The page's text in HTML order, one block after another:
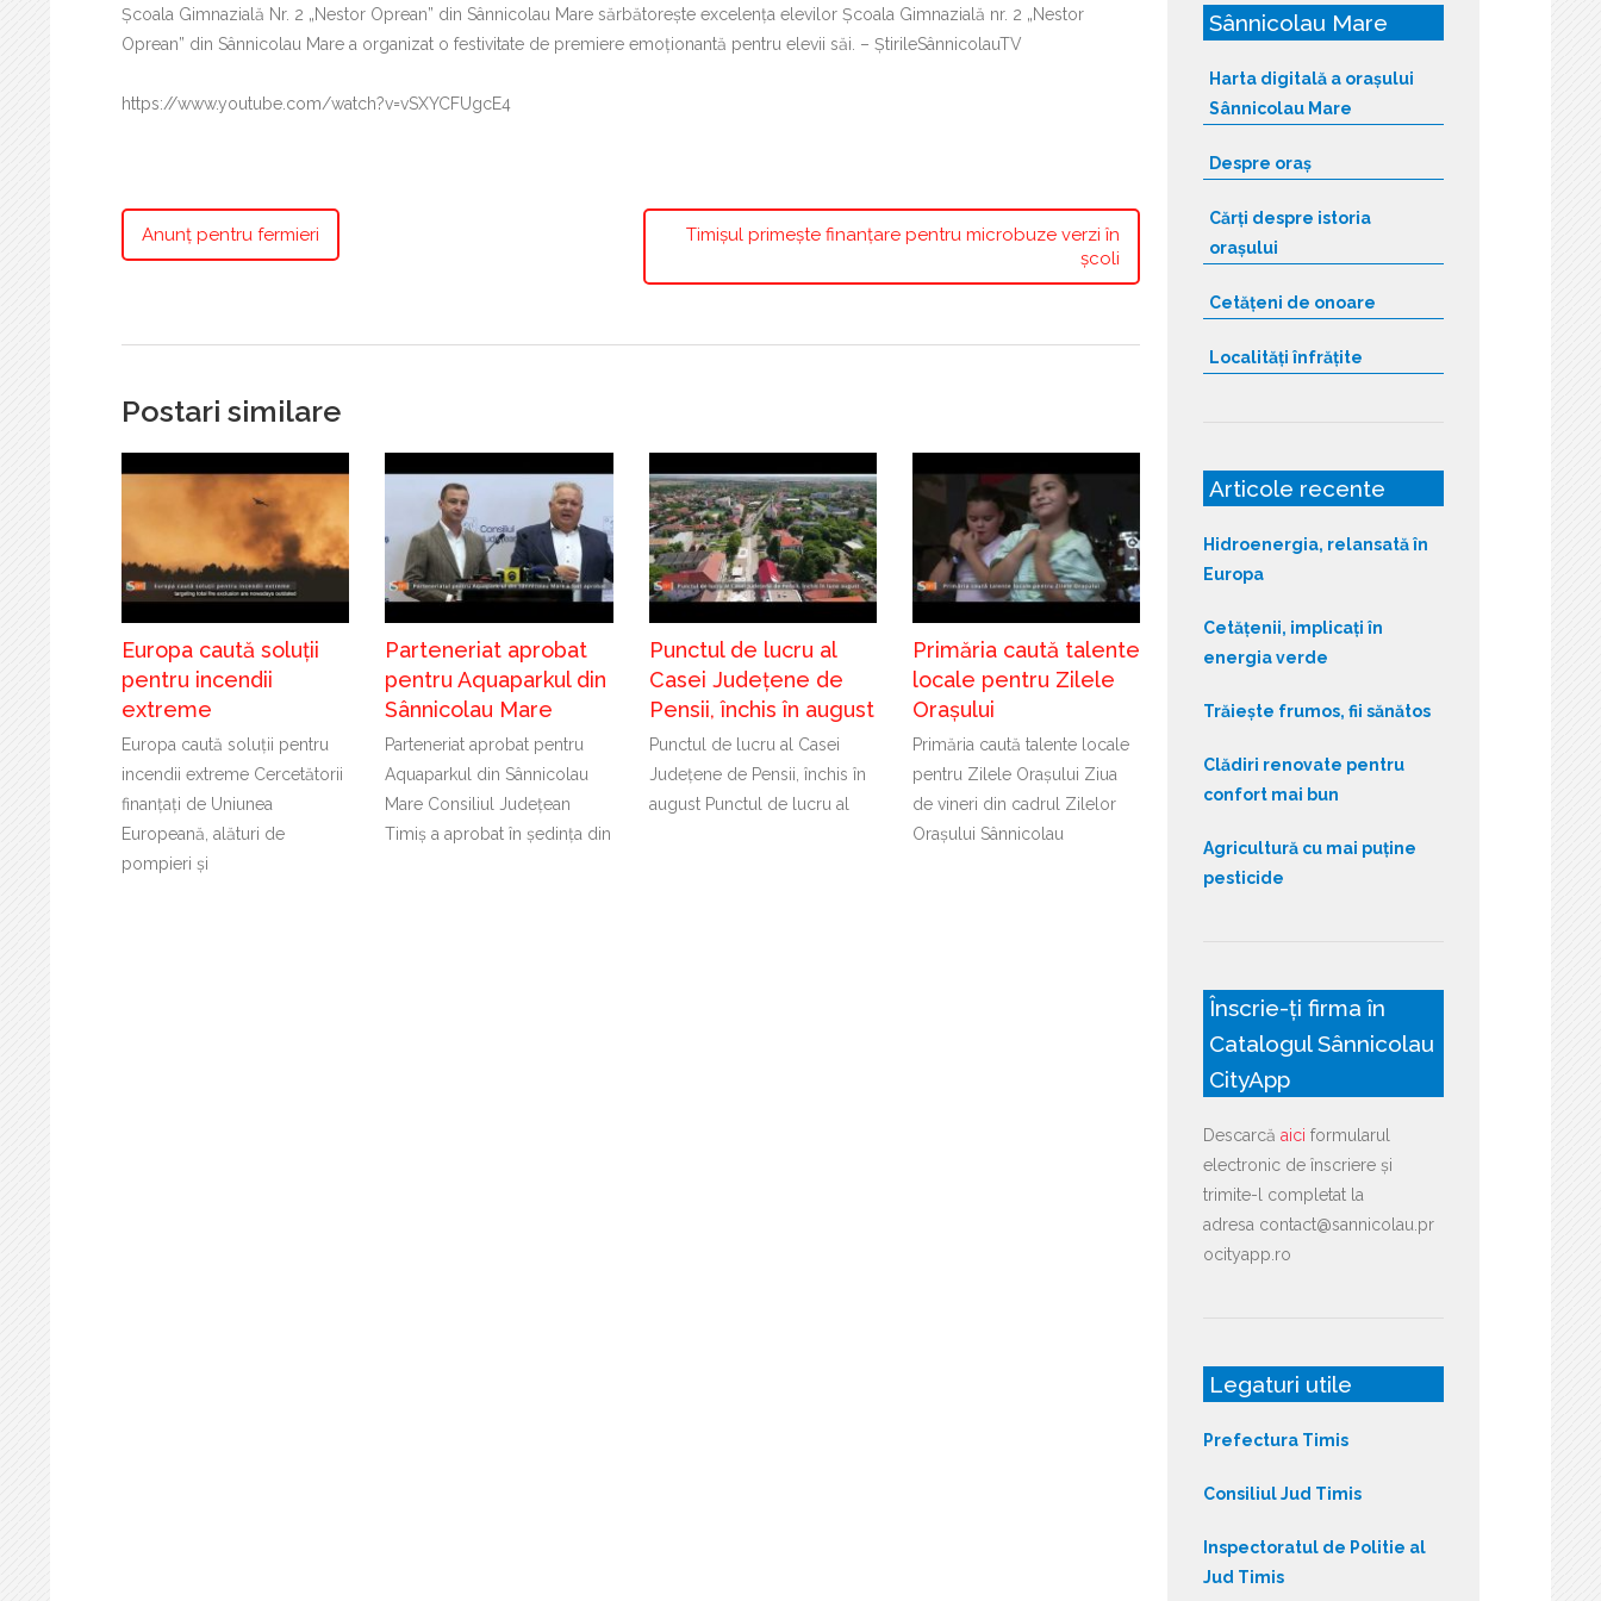
Școala Gimnazială Nr. 2 „Nestor Oprean” din Sânnicolau Mare sărbătorește excelența elevilor Școala Gimnazială nr. 2 „Nestor
Oprean” din Sânnicolau Mare a organizat o festivitate de premiere emoționantă pentru elevii săi. – ȘtirileSânnicolauTV
https://www.youtube.com/watch?v=vSXYCFUgcE4
Anunț pentru fermieri
Timișul primește finanțare pentru microbuze verzi în
școli
Postari similare
Europa caută soluții
pentru incendii
extreme
Europa caută soluții pentru
incendii extreme Cercetătorii
finanțați de Uniunea
Europeană, alături de
pompieri și
Parteneriat aprobat
pentru Aquaparkul din
Sânnicolau Mare
Parteneriat aprobat pentru
Aquaparkul din Sânnicolau
Mare Consiliul Județean
Timiș a aprobat în ședința din
Punctul de lucru al
Casei Județene de
Pensii, închis în august
Punctul de lucru al Casei
Județene de Pensii, închis în
august Punctul de lucru al
Primăria caută talente
locale pentru Zilele
Orașului
Primăria caută talente locale
pentru Zilele Orașului Ziua
de vineri din cadrul Zilelor
Orașului Sânnicolau
Sânnicolau Mare
Harta digitală a orașului
Sânnicolau Mare
Despre oraș
Cărți despre istoria
orașului
Cetățeni de onoare
Localități înfrățite
Articole recente
Hidroenergia, relansată în
Europa
Cetățenii, implicați în
energia verde
Trăiește frumos, fii sănătos
Clădiri renovate pentru
confort mai bun
Agricultură cu mai puține
pesticide
Înscrie-ți firma în
Catalogul Sânnicolau
CityApp
Descarcă aici formularul
electronic de înscriere și
trimite-l completat la
adresa contact@sannicolau.pr
ocityapp.ro
Legaturi utile
Prefectura Timis
Consiliul Jud Timis
Inspectoratul de Politie al
Jud Timis